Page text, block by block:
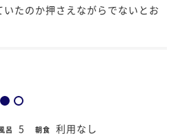
たのか押さえながらでないとお
呂 5 朝食 利用なし